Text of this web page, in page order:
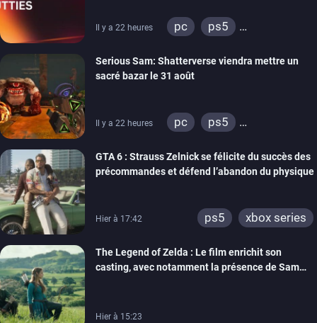
Il y a 22 heures pc
ps5
ps4
xbox one
switch 2
Serious Sam: Shatterverse viendra mettre un
sacré bazar le 31 août
Il y a 22 heures pc
ps5
GTA 6 : Strauss Zelnick se félicite du succès des
précommandes et défend l’abandon du physique
Hier à 17:42 ps5 xbox series
The Legend of Zelda : Le film enrichit son
casting, avec notamment la présence de Sam
Hier à 15:23